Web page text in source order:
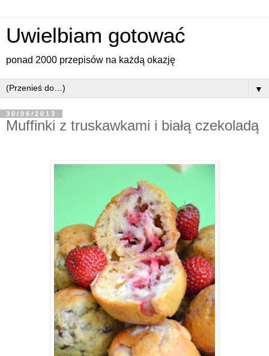
Uwielbiam gotować
ponad 2000 przepisów na każdą okazję
▼
30/06/2013
Muffinki z truskawkami i białą czekoladą